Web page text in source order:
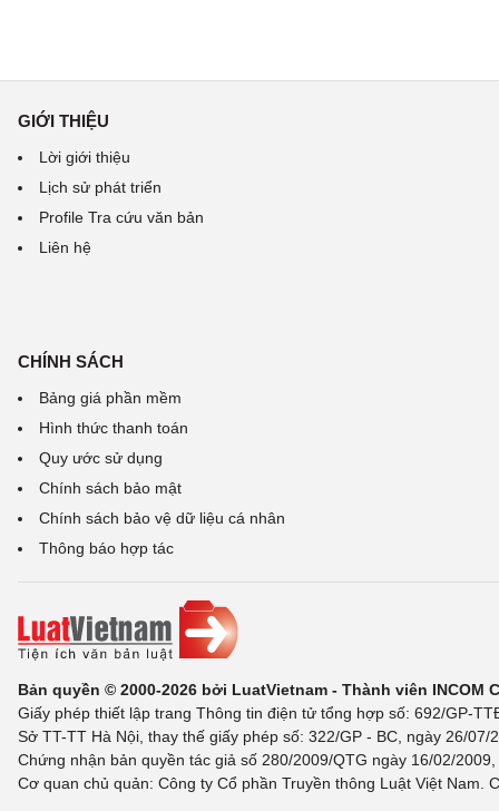
GIỚI THIỆU
Lời giới thiệu
Lịch sử phát triển
Profile Tra cứu văn bản
Liên hệ
CHÍNH SÁCH
Bảng giá phần mềm
Hình thức thanh toán
Quy ước sử dụng
Chính sách bảo mật
Chính sách bảo vệ dữ liệu cá nhân
Thông báo hợp tác
Bản quyền © 2000-2026 bởi LuatVietnam - Thành viên INCOM
Giấy phép thiết lập trang Thông tin điện tử tổng hợp số: 692/GP-
Sở TT-TT Hà Nội, thay thế giấy phép số: 322/GP - BC, ngày 26/
Chứng nhận bản quyền tác giả số 280/2009/QTG ngày 16/02/
Cơ quan chủ quản: Công ty Cổ phần Truyền thông Luật Việt Nam.